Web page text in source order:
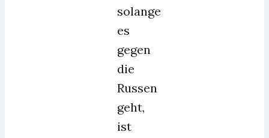
solange
es
gegen
die
Russen
geht,
ist